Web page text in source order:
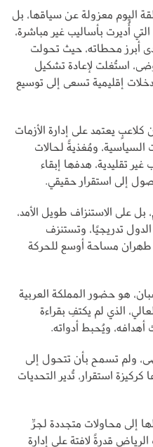
اليوم معزولة عن سياقها، بل
أُديرت بأساليب غير مباشرة،
أبرز محطاته، حيث تحولت
استُغلت لإعادة تشكيل
إقليمية تسعى إلى توسيع
يعتمد على إدارة الأزمات
السياسية، ومُغذيةً لحالات
غير تقليدية، هدفها إبقاء
إلى استقرار حقيقي.
على الاستنزاف طويل الأمد،
تدريجيًا، وتستنزف
طهران مساحة أوسع للحركة
هو حضور المملكة العربية
الذي لم يكتفِ بقراءة
ويُحبط أدواته.
ولم تسمح بأن تتحول إلى
استقرار، تُدير التحديات
إلى محاولات متجددة لجرِّ
قدرةً لافتة على إدارة